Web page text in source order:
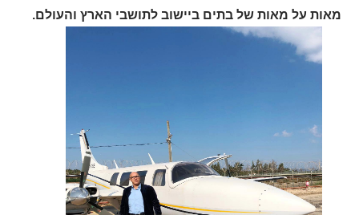
מאות על מאות של בתים ביישוב לתושבי הארץ והעולם.